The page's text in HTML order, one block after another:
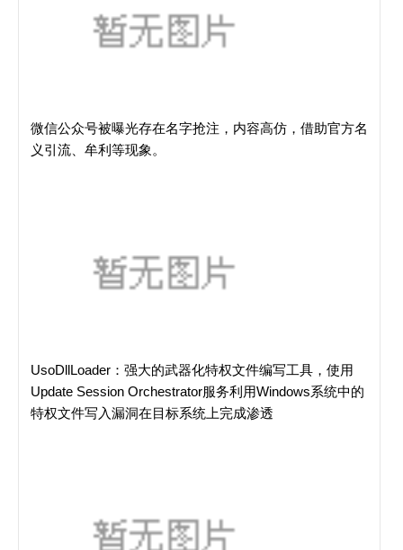
微信公众号被曝光存在名字抢注，内容高仿，借助官方名
义引流、牟利等现象。
UsoDllLoader：强大的武器化特权文件编写工具，使用
Update Session Orchestrator服务利用Windows系统中的
特权文件写入漏洞在目标系统上完成渗透